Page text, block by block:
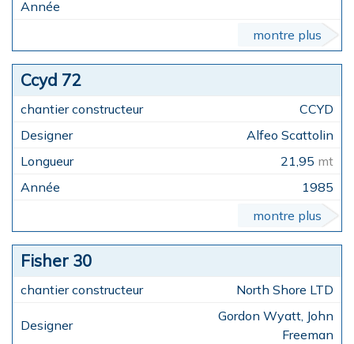
montre plus
Ccyd 72
CCYD
Alfeo Scattolin
21,95 mt
1985
montre plus
Fisher 30
North Shore LTD
Gordon Wyatt, John
Freeman